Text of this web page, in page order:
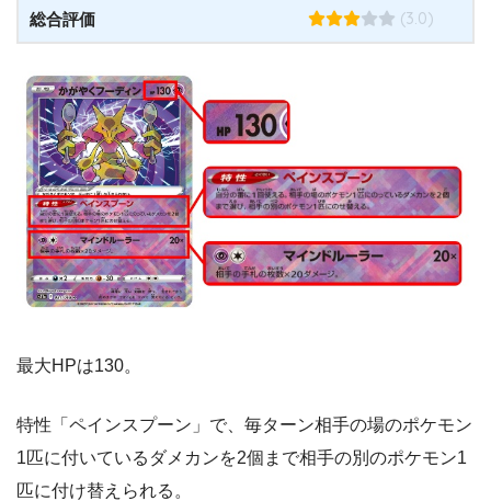
総合評価 (3.0)
最大HPは130。
特性「ペインスプーン」で、毎ターン相手の場のポケモン
1匹に付いているダメカンを2個まで相手の別のポケモン1
匹に付け替えられる。